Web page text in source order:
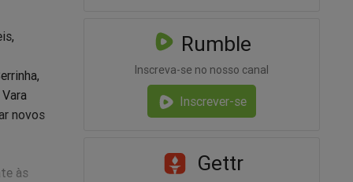
novos
às
Rumble
Inscreva-se no nosso canal
Inscrever-se
Gettr